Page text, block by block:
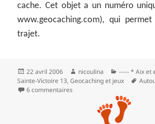
cache. Cet objet a un numéro
www.geocaching.com), qui
trajet.
Publié
le
22 avril 2006 Auteur
nicoulina Catégories
----- * Aix et
Sainte-Victoire 13,Geocaching et jeux Mots-
clés
6 commentaires sur Chasse au trésor high